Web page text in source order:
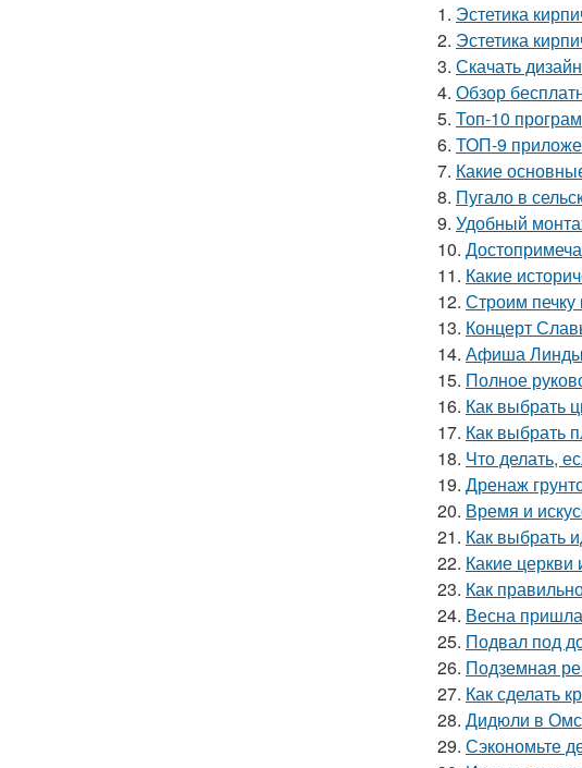
1. Эстетика
2. Эстетика
3. Скачать
4. Обзор
5. Топ-10
6. ТОП-9
7. Какие
8. Пугало в
9. Удобный
10.
11. Какие
12. Строим
13. Концерт
14. Афиша Линды
15. Полное
16. Как выбрать
17. Как выбрать
18. Что делать,
19. Дренаж
20. Время и
21. Как выбрать
22. Какие
23. Как
24. Весна
25. Подвал под
26. Подземная
27. Как сделать
28. Дидюли в
29. Сэкономьте